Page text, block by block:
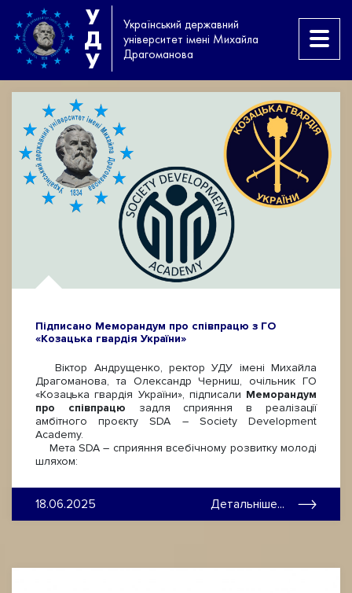
У
Д
У
Український державний
університет імені Михайла
Драгоманова
Підписано Меморандум про співпрацю з ГО
«Козацька гвардія України»
Віктор Андрущенко, ректор УДУ імені Михайла
Драгоманова, та Олександр Черниш, очільник ГО
«Козацька гвардія України», підписали Меморандум
про співпрацю задля сприяння в реалізації
амбітного проєкту SDA – Society Development
Academy.
Мета SDA – сприяння всебічному розвитку молоді
шляхом:
18.06.2025 Детальніше...